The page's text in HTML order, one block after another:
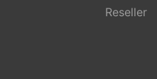
Reseller